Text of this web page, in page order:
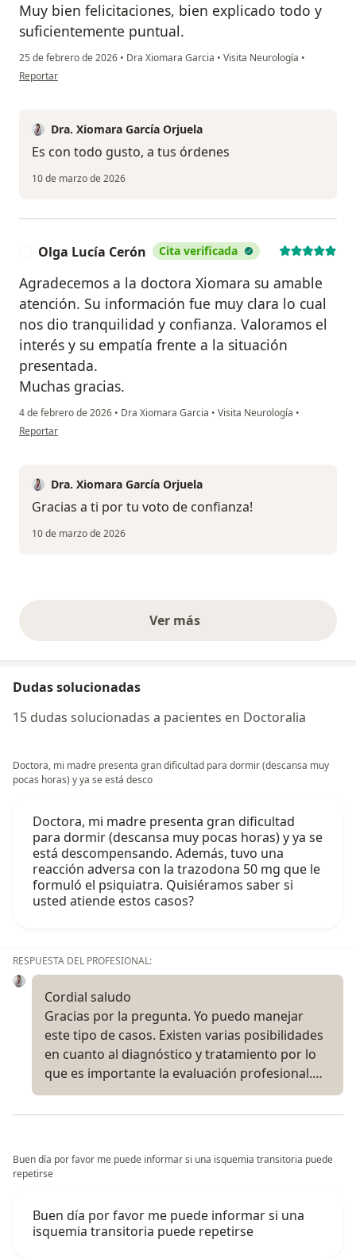
Muy bien felicitaciones, bien explicado todo y
suficientemente puntual.
25 de febrero de 2026 • Dra Xiomara Garcia • Visita Neurología •
en opinión del usuario JA
Reportar
Dra. Xiomara García Orjuela
Es con todo gusto, a tus órdenes
10 de marzo de 2026
Olga Lucía Cerón Cita verificada
Agradecemos a la doctora Xiomara su amable
atención. Su información fue muy clara lo cual
nos dio tranquilidad y confianza. Valoramos el
interés y su empatía frente a la situación
presentada.
Muchas gracias.
4 de febrero de 2026 • Dra Xiomara Garcia • Visita Neurología •
en opinión del usuario Olga Lucía Cerón
Reportar
Dra. Xiomara García Orjuela
Gracias a ti por tu voto de confianza!
10 de marzo de 2026
Ver másopiniones anteriores
Dudas solucionadas
15 dudas solucionadas a pacientes en Doctoralia
Doctora, mi madre presenta gran dificultad para dormir (descansa muy
pocas horas) y ya se está desco
Doctora, mi madre presenta gran dificultad
para dormir (descansa muy pocas horas) y ya se
está descompensando. Además, tuvo una
reacción adversa con la trazodona 50 mg que le
formuló el psiquiatra. Quisiéramos saber si
usted atiende estos casos?
RESPUESTA DEL PROFESIONAL:
Cordial saludo
Gracias por la pregunta. Yo puedo manejar
este tipo de casos. Existen varias posibilidades
en cuanto al diagnóstico y tratamiento por lo
que es importante la evaluación profesional.…
Buen día por favor me puede informar si una isquemia transitoria puede
repetirse
Buen día por favor me puede informar si una
isquemia transitoria puede repetirse